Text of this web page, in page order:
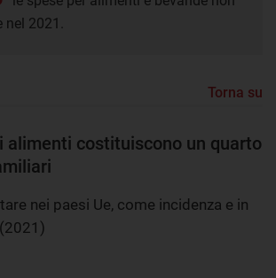
2021.
Torna su
alimenti costituiscono un quarto
nei paesi Ue, come incidenza e in